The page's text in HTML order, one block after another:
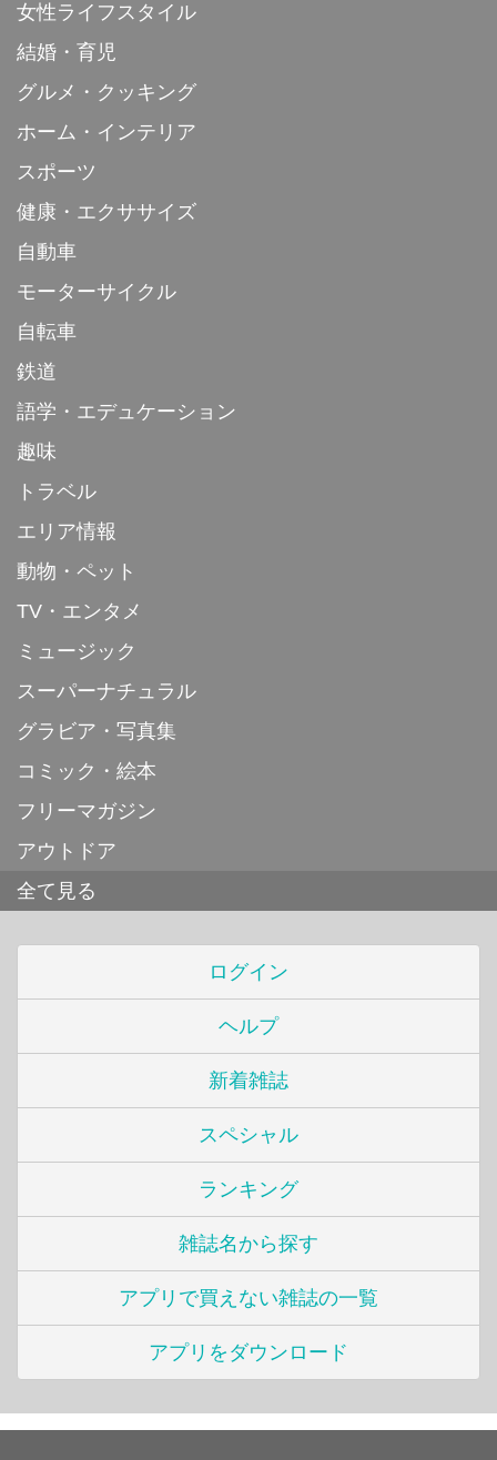
女性ライフスタイル
結婚・育児
グルメ・クッキング
ホーム・インテリア
スポーツ
健康・エクササイズ
自動車
モーターサイクル
自転車
鉄道
語学・エデュケーション
趣味
トラベル
エリア情報
動物・ペット
TV・エンタメ
ミュージック
スーパーナチュラル
グラビア・写真集
コミック・絵本
フリーマガジン
アウトドア
全て見る
ログイン
ヘルプ
新着雑誌
スペシャル
ランキング
雑誌名から探す
アプリで買えない雑誌の一覧
アプリをダウンロード